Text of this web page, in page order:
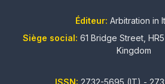
Éditeur: Arbitration in
Siège social: 61 Bridge Street,
Kingdom
ISSN: 2732-5695 (IT) -